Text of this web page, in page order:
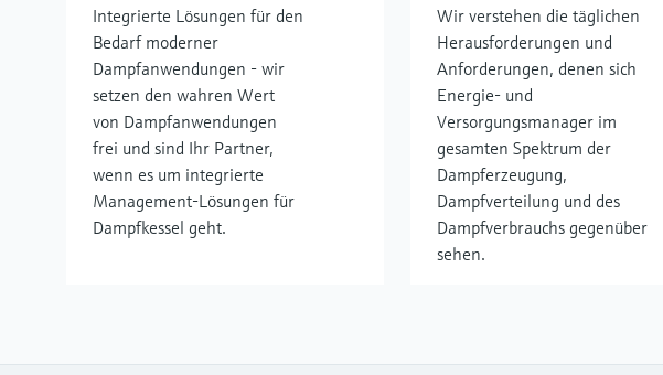
Integrierte Lösungen für den
Bedarf moderner
Dampfanwendungen - wir
setzen den wahren Wert
von Dampfanwendungen
frei und sind Ihr Partner,
wenn es um integrierte
Management-Lösungen für
Dampfkessel geht.
Wir verstehen die täglichen
Herausforderungen und
Anforderungen, denen sich
Energie- und
Versorgungsmanager im
gesamten Spektrum der
Dampferzeugung,
Dampfverteilung und des
Dampfverbrauchs gegenüber
sehen.